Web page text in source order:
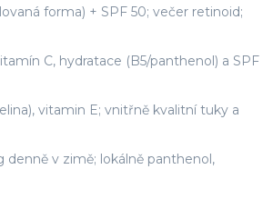
forma) + SPF 50; večer retinoid;
C, hydratace (B5/panthenol) a SPF
vitamin E; vnitřně kvalitní tuky a
v zimě; lokálně panthenol,